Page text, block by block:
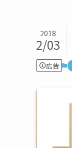
2018
2/03
広告